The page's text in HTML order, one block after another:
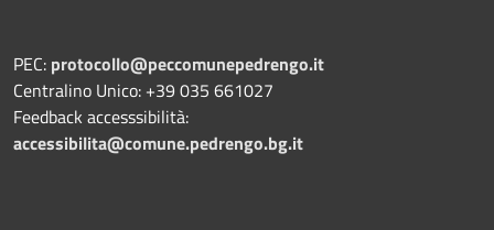
PEC: protocollo@peccomunepedrengo.it
Centralino Unico: +39 035 661027
Feedback accesssibilità:
accessibilita@comune.pedrengo.bg.it